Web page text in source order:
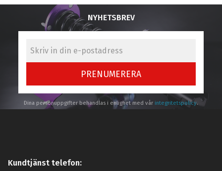
NYHETSBREV
PRENUMERERA
Dina personuppgifter behandlas i enlighet med vår integritetspolicy.
Kundtjänst telefon: